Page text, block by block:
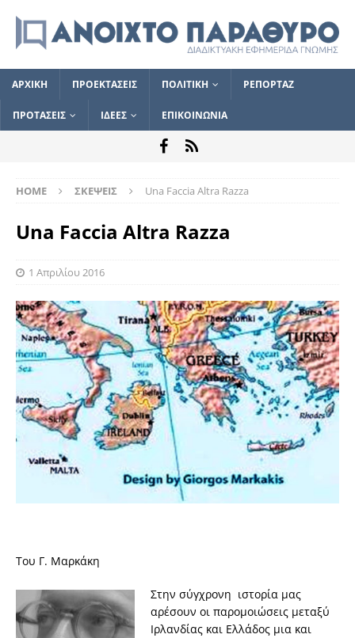
ΑΡΧΙΚΗ ΠΡΟΕΚΤΑΣΕΙΣ ΠΟΛΙΤΙΚΗ ΡΕΠΟΡΤΑΖ
ΠΡΟΤΑΣΕΙΣ ΙΔΕΕΣ ΕΠΙΚΟΙΝΩΝΙΑ
HOME ΣΚΕΨΕΙΣ Una Faccia Altra Razza
Una Faccia Altra Razza
1 Απριλίου 2016
Toυ Γ. Μαρκάκη
Στην σύγχρονη ιστορία μας
αρέσουν οι παρομοιώσεις μεταξύ
Ιρλανδίας και Ελλάδος μια και